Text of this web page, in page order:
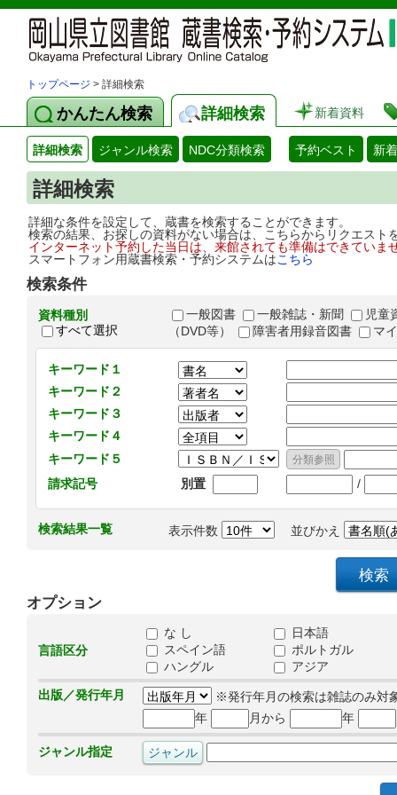
トップページ > 詳細検索
かんたん検索 詳細検索 新着資料
詳細検索 ジャンル検索 NDC分類検索 予約ベスト 新
詳細検索
詳細な条件を設定して、蔵書を検索することができます。
検索の結果、お探しの資料がない場合は、こちらからリクエス
インターネット予約した当日は、来館されても準備はできてい
スマートフォン用蔵書検索・予約システムはこちら
検索条件
資料種別
すべて選択
一般図書 一般雑誌・新聞
児童
（DVD等）
障害者用録音図書 マ
キーワード１
キーワード２
キーワード３
キーワード４
キーワード５
請求記号
別置 /
検索結果一覧 表示件数 並びかえ
オプション
言語区分
な し
日本語
スペイン語
ポルトガル
ハングル
アジア
出版／発行年月
※発行年月の検索は雑誌のみ対
年
月から 年
ジャンル指定